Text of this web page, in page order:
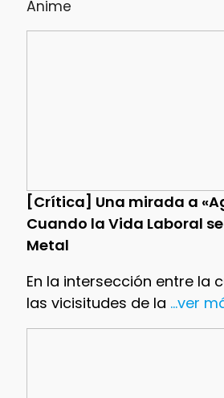
Anime
[Crítica] Una mirada a
Cuando la Vida Laboral
Metal
En la intersección entre la
las vicisitudes de la ...ver